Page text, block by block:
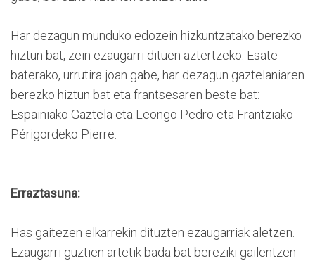
Har dezagun munduko edozein hizkuntzatako berezko
hiztun bat, zein ezaugarri dituen aztertzeko. Esate
baterako, urrutira joan gabe, har dezagun gaztelaniaren
berezko hiztun bat eta frantsesaren beste bat:
Espainiako Gaztela eta Leongo Pedro eta Frantziako
Périgordeko Pierre.
Erraztasuna:
Has gaitezen elkarrekin dituzten ezaugarriak aletzen.
Ezaugarri guztien artetik bada bat bereziki gailentzen